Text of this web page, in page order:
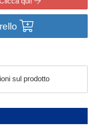
sul prodotto